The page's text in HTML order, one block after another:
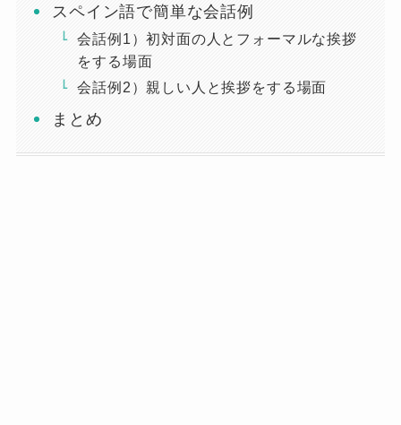
スペイン語で簡単な会話例
会話例1）初対面の人とフォーマルな挨拶
をする場面
会話例2）親しい人と挨拶をする場面
まとめ